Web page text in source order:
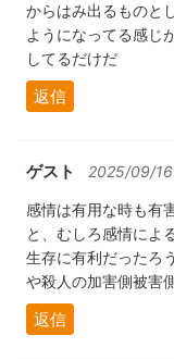
からはみ出るものと
ようになってる感じ
してるだけだ
返信
ゲスト 2025/09/
感情は有用な時も有
と、むしろ感情によ
生存に有利だったろ
や殺人の加害側被害
返信